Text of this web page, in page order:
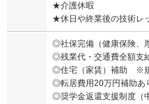
★介護休暇
★休日や終業後の技術レ
◎社保完備（健康保険、
◎残業代・交通費全額
◎住宅（家賃）補助 ※
◎転居費用20万円補助
◎奨学金返還支援制度（